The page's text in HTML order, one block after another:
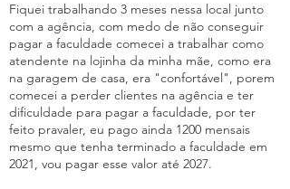
Fiquei trabalhando 3 meses nessa local junto
com a agência, com medo de não conseguir
pagar a faculdade comecei a trabalhar como
atendente na lojinha da minha mãe, como era
na garagem de casa, era "confortável", porem
comecei a perder clientes na agência e ter
dificuldade para pagar a faculdade, por ter
feito pravaler, eu pago ainda 1200 mensais
mesmo que tenha terminado a faculdade em
2021, vou pagar esse valor até 2027.